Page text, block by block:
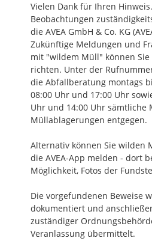
Vielen Dank für Ihren
Beobachtungen
die AVEA GmbH & Co. KG
Zukünftige Meldungen und
mit "wildem Müll" können Sie
richten. Unter der
die Abfallberatung montags
08:00 Uhr und 17:00 Uhr
Uhr und 14:00 Uhr sämtliche
Müllablagerungen entgegen.
Alternativ können Sie wilden
die AVEA-App melden - dort
Möglichkeit, Fotos der
Die vorgefundenen Beweise
dokumentiert und
zuständiger
Veranlassung übermittelt.